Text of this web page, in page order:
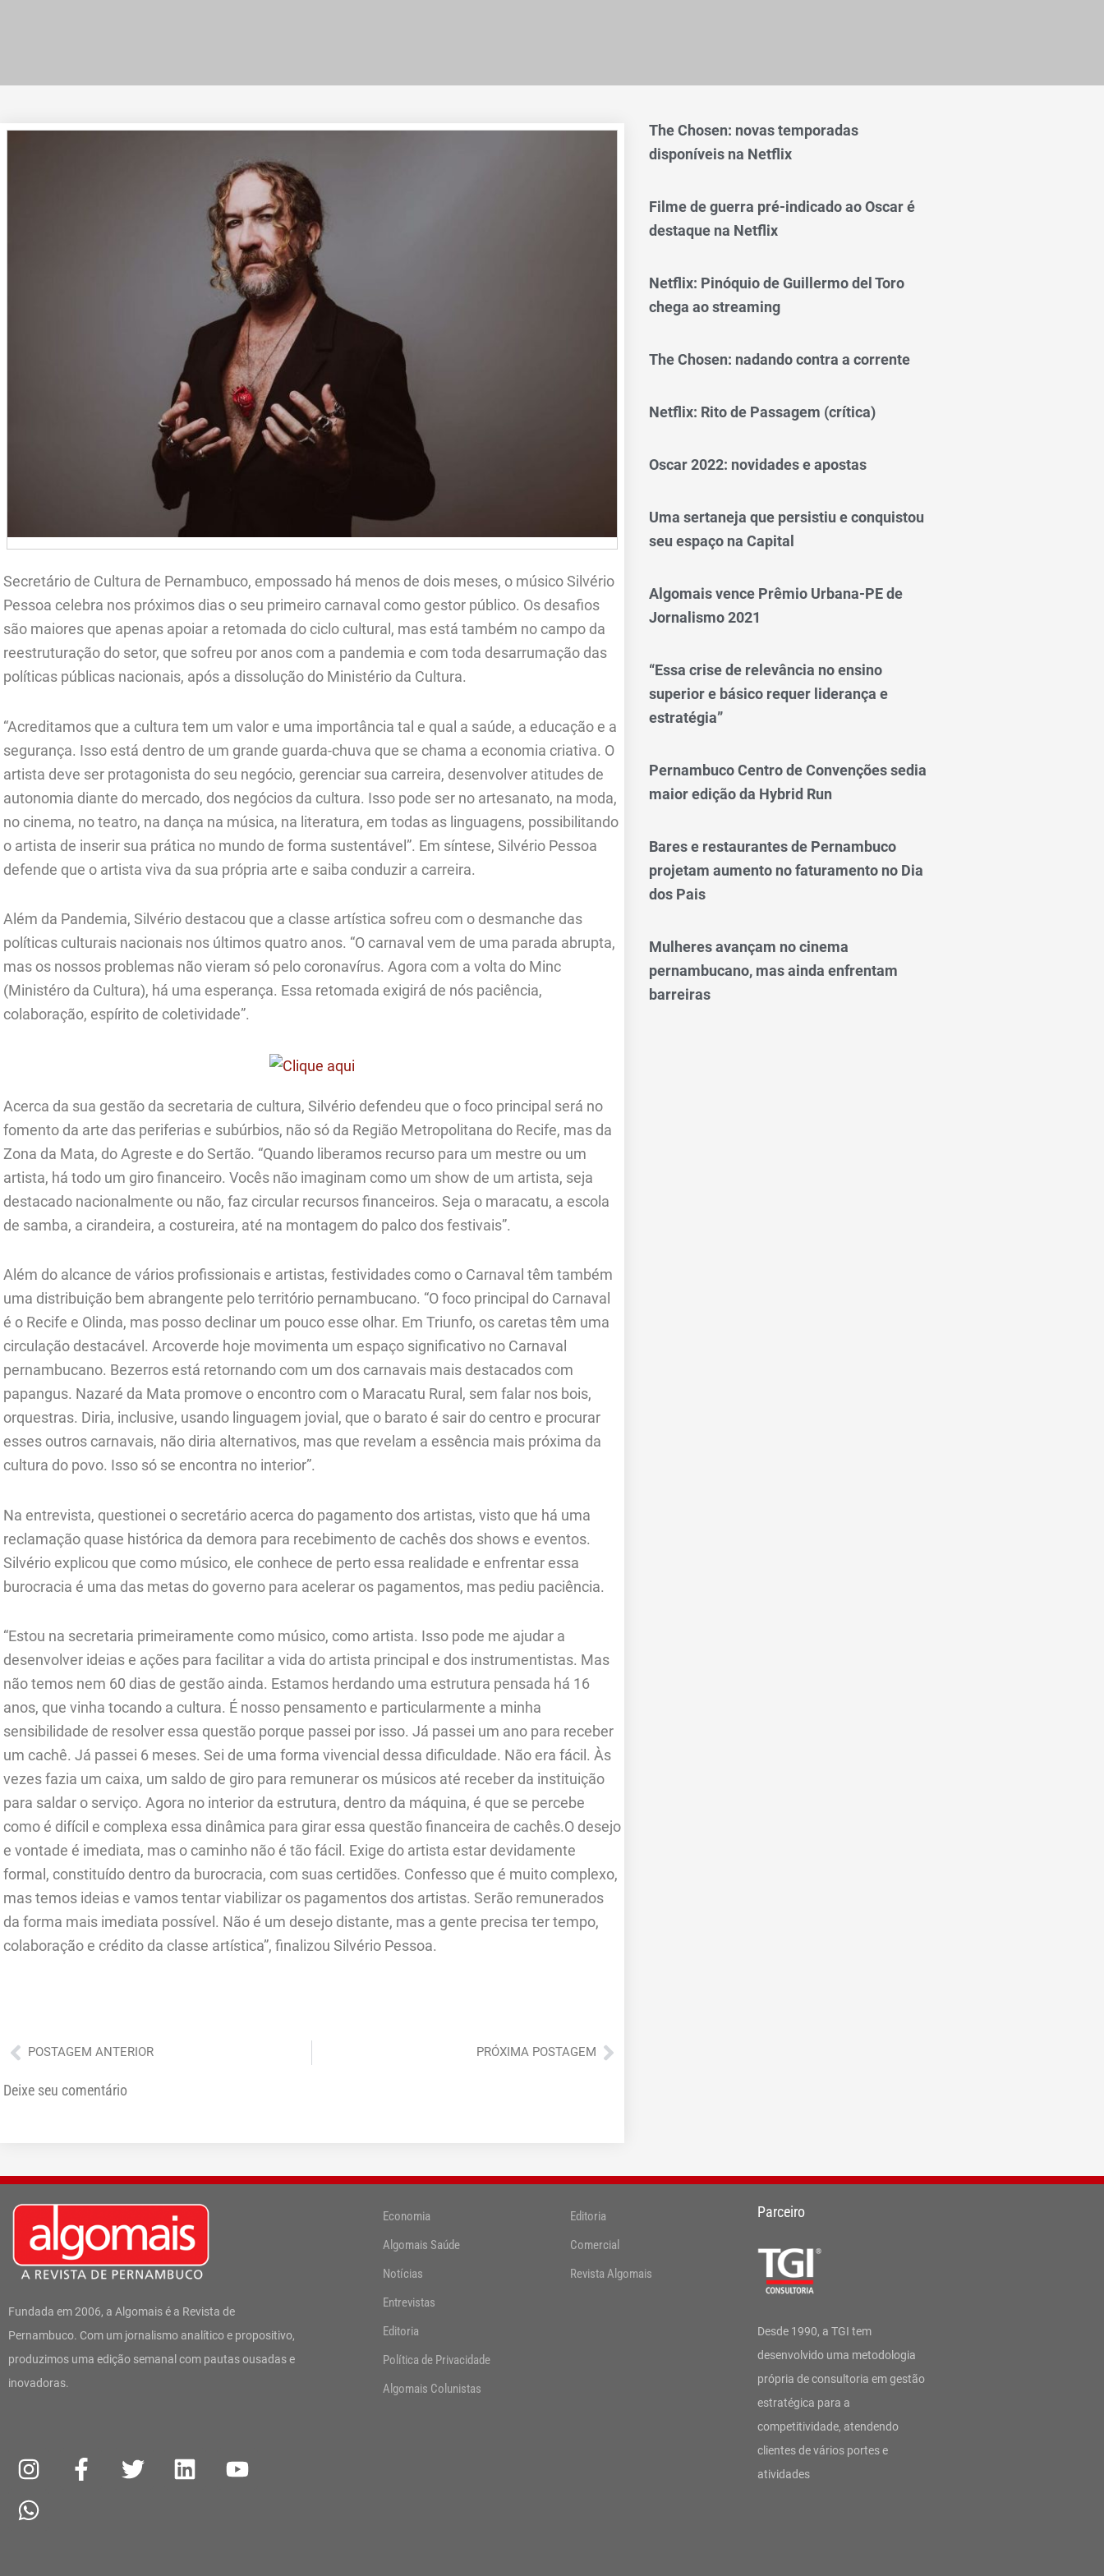
Secretário de Cultura de Pernambuco, empossado há menos de dois meses, o músico Silvério
Pessoa celebra nos próximos dias o seu primeiro carnaval como gestor público. Os desafios
são maiores que apenas apoiar a retomada do ciclo cultural, mas está também no campo da
reestruturação do setor, que sofreu por anos com a pandemia e com toda desarrumação das
políticas públicas nacionais, após a dissolução do Ministério da Cultura.
“Acreditamos que a cultura tem um valor e uma importância tal e qual a saúde, a educação e a
segurança. Isso está dentro de um grande guarda-chuva que se chama a economia criativa. O
artista deve ser protagonista do seu negócio, gerenciar sua carreira, desenvolver atitudes de
autonomia diante do mercado, dos negócios da cultura. Isso pode ser no artesanato, na moda,
no cinema, no teatro, na dança na música, na literatura, em todas as linguagens, possibilitando
o artista de inserir sua prática no mundo de forma sustentável”. Em síntese, Silvério Pessoa
defende que o artista viva da sua própria arte e saiba conduzir a carreira.
Além da Pandemia, Silvério destacou que a classe artística sofreu com o desmanche das
políticas culturais nacionais nos últimos quatro anos. “O carnaval vem de uma parada abrupta,
mas os nossos problemas não vieram só pelo coronavírus. Agora com a volta do Minc
(Ministéro da Cultura), há uma esperança. Essa retomada exigirá de nós paciência,
colaboração, espírito de coletividade”.
Acerca da sua gestão da secretaria de cultura, Silvério defendeu que o foco principal será no
fomento da arte das periferias e subúrbios, não só da Região Metropolitana do Recife, mas da
Zona da Mata, do Agreste e do Sertão. “Quando liberamos recurso para um mestre ou um
artista, há todo um giro financeiro. Vocês não imaginam como um show de um artista, seja
destacado nacionalmente ou não, faz circular recursos financeiros. Seja o maracatu, a escola
de samba, a cirandeira, a costureira, até na montagem do palco dos festivais”.
Além do alcance de vários profissionais e artistas, festividades como o Carnaval têm também
uma distribuição bem abrangente pelo território pernambucano. “O foco principal do Carnaval
é o Recife e Olinda, mas posso declinar um pouco esse olhar. Em Triunfo, os caretas têm uma
circulação destacável. Arcoverde hoje movimenta um espaço significativo no Carnaval
pernambucano. Bezerros está retornando com um dos carnavais mais destacados com
papangus. Nazaré da Mata promove o encontro com o Maracatu Rural, sem falar nos bois,
orquestras. Diria, inclusive, usando linguagem jovial, que o barato é sair do centro e procurar
esses outros carnavais, não diria alternativos, mas que revelam a essência mais próxima da
cultura do povo. Isso só se encontra no interior”.
Na entrevista, questionei o secretário acerca do pagamento dos artistas, visto que há uma
reclamação quase histórica da demora para recebimento de cachês dos shows e eventos.
Silvério explicou que como músico, ele conhece de perto essa realidade e enfrentar essa
burocracia é uma das metas do governo para acelerar os pagamentos, mas pediu paciência.
“Estou na secretaria primeiramente como músico, como artista. Isso pode me ajudar a
desenvolver ideias e ações para facilitar a vida do artista principal e dos instrumentistas. Mas
não temos nem 60 dias de gestão ainda. Estamos herdando uma estrutura pensada há 16
anos, que vinha tocando a cultura. É nosso pensamento e particularmente a minha
sensibilidade de resolver essa questão porque passei por isso. Já passei um ano para receber
um cachê. Já passei 6 meses. Sei de uma forma vivencial dessa dificuldade. Não era fácil. Às
vezes fazia um caixa, um saldo de giro para remunerar os músicos até receber da instituição
para saldar o serviço. Agora no interior da estrutura, dentro da máquina, é que se percebe
como é difícil e complexa essa dinâmica para girar essa questão financeira de cachês.O desejo
e vontade é imediata, mas o caminho não é tão fácil. Exige do artista estar devidamente
formal, constituído dentro da burocracia, com suas certidões. Confesso que é muito complexo,
mas temos ideias e vamos tentar viabilizar os pagamentos dos artistas. Serão remunerados
da forma mais imediata possível. Não é um desejo distante, mas a gente precisa ter tempo,
colaboração e crédito da classe artística”, finalizou Silvério Pessoa.
Anterior
POSTAGEM ANTERIOR PRÓXIMA POSTAGEMPróximo
Deixe seu comentário
The Chosen: novas temporadas
disponíveis na Netflix
Filme de guerra pré-indicado ao Oscar é
destaque na Netflix
Netflix: Pinóquio de Guillermo del Toro
chega ao streaming
The Chosen: nadando contra a corrente
Netflix: Rito de Passagem (crítica)
Oscar 2022: novidades e apostas
Uma sertaneja que persistiu e conquistou
seu espaço na Capital
Algomais vence Prêmio Urbana-PE de
Jornalismo 2021
“Essa crise de relevância no ensino
superior e básico requer liderança e
estratégia”
Pernambuco Centro de Convenções sedia
maior edição da Hybrid Run
Bares e restaurantes de Pernambuco
projetam aumento no faturamento no Dia
dos Pais
Mulheres avançam no cinema
pernambucano, mas ainda enfrentam
barreiras
Fundada em 2006, a Algomais é a Revista de
Pernambuco. Com um jornalismo analítico e propositivo,
produzimos uma edição semanal com pautas ousadas e
inovadoras.
n
s
t
a
c
w
i
n
o
h
a
t
Economia
Algomais Saúde
Notícias
Entrevistas
Editoria
Política de Privacidade
Algomais Colunistas
Editoria
Comercial
Revista Algomais
Parceiro
Desde 1990, a TGI tem
desenvolvido uma metodologia
própria de consultoria em gestão
estratégica para a
competitividade, atendendo
clientes de vários portes e
atividades